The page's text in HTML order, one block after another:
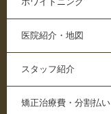
医院紹介・地図
スタッフ紹介
矯正治療費・分割払い